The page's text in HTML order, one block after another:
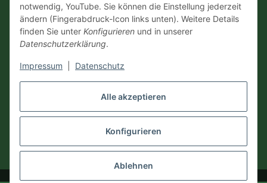
Alle akzeptieren
Konfigurieren
Ablehnen
notwendig, YouTube. Sie können die Einstellung jederzeit
ändern (Fingerabdruck-Icon links unten). Weitere Details
finden Sie unter Konfigurieren und in unserer
Datenschutzerklärung.
Impressum Datenschutz
Zahlungsarten
Vertrag widerrufen
* Alle Preise inkl. gesetzlicher USt., zzgl.Versand